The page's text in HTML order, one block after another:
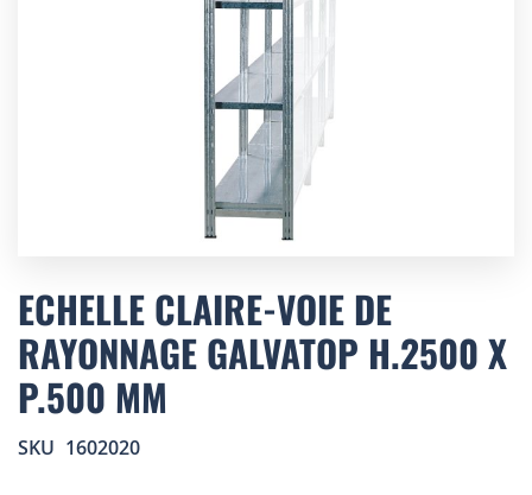
to
the
beginning
of
the
images
ECHELLE CLAIRE-VOIE DE
RAYONNAGE GALVATOP H.2500 X
P.500 MM
SKU 1602020